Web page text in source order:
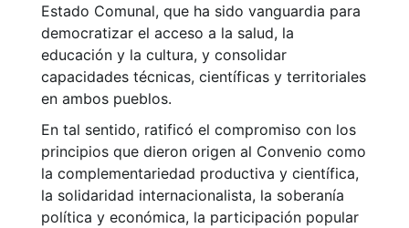
Estado Comunal, que ha sido vanguardia para
democratizar el acceso a la salud, la
educación y la cultura, y consolidar
capacidades técnicas, científicas y territoriales
en ambos pueblos.
En tal sentido, ratificó el compromiso con los
principios que dieron origen al Convenio como
la complementariedad productiva y científica,
la solidaridad internacionalista, la soberanía
política y económica, la participación popular